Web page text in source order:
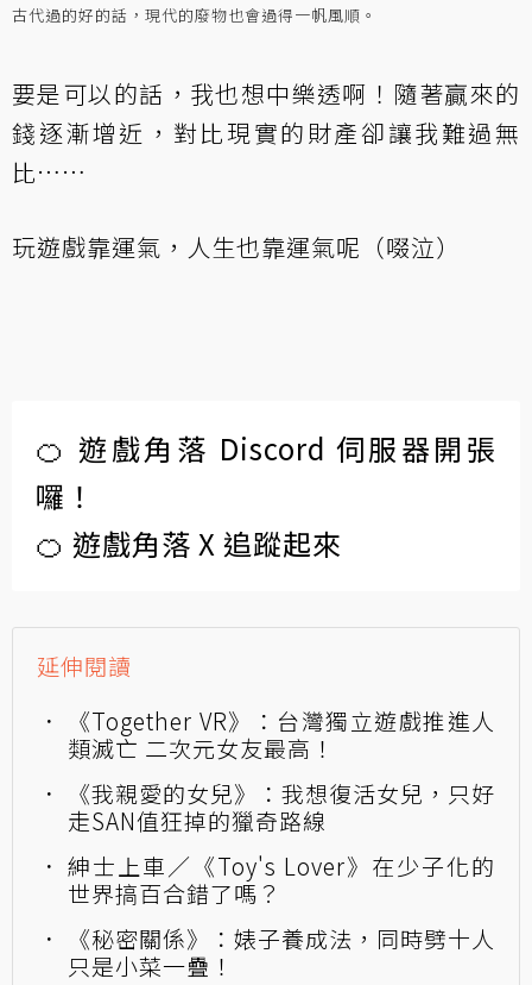
古代過的好的話，現代的廢物也會過得一帆風順。
要是可以的話，我也想中樂透啊！隨著贏來的
錢逐漸增近，對比現實的財產卻讓我難過無
比……
玩遊戲靠運氣，人生也靠運氣呢（啜泣）
🍊 遊戲角落 Discord 伺服器開張
囉！
🍊 遊戲角落 X 追蹤起來
延伸閱讀
《Together VR》：台灣獨立遊戲推進人
類滅亡 二次元女友最高！
《我親愛的女兒》：我想復活女兒，只好
走SAN值狂掉的獵奇路線
紳士上車／《Toy's Lover》在少子化的
世界搞百合錯了嗎？
《秘密關係》：婊子養成法，同時劈十人
只是小菜一疊！